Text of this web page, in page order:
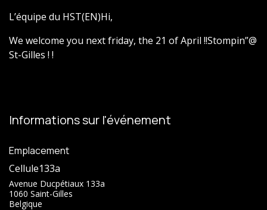
L’équipe du HST(EN)Hi,
We welcome you next friday, the 21 of April !!Stompin”@
St-Gilles ! !
Informations sur l'événement
Emplacement
Cellule133a
Avenue Ducpétiaux 133a
1060 Saint-Gilles
Belgique